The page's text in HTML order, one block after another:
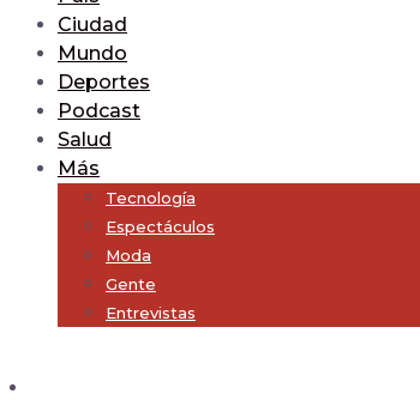
Ciudad
Mundo
Deportes
Podcast
Salud
Más
Tecnología
Espectáculos
Moda
Gente
Entrevistas